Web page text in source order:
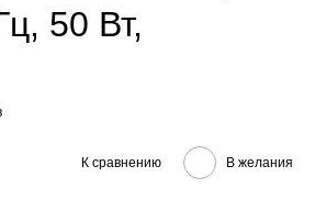
50 Вт,
К сравнению В желания